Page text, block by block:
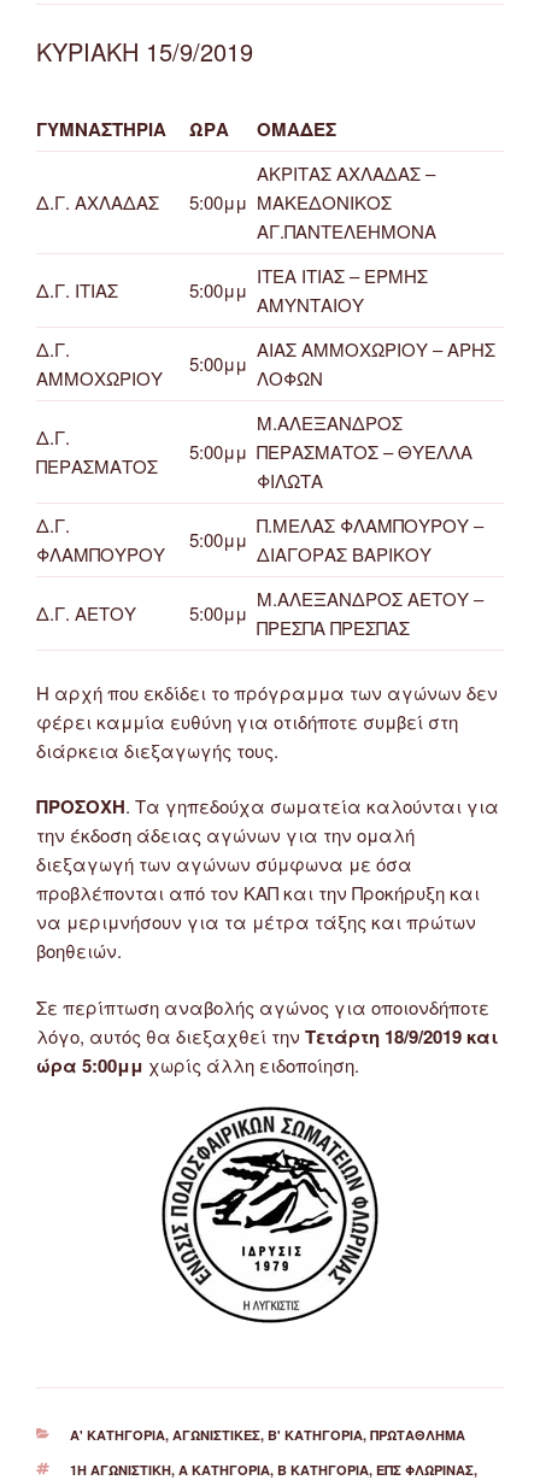
ΚΥΡΙΑΚΗ 15/9/2019
ΓΥΜΝΑΣΤΗΡΙΑ ΩΡΑ ΟΜΑΔΕΣ
Δ.Γ. ΑΧΛΑΔΑΣ 5:00μμ
ΑΚΡΙΤΑΣ ΑΧΛΑΔΑΣ –
ΜΑΚΕΔΟΝΙΚΟΣ
ΑΓ.ΠΑΝΤΕΛΕΗΜΟΝΑ
Δ.Γ. ΙΤΙΑΣ 5:00μμ
ΙΤΕΑ ΙΤΙΑΣ – ΕΡΜΗΣ
ΑΜΥΝΤΑΙΟΥ
Δ.Γ.
ΑΜΜΟΧΩΡΙΟΥ
5:00μμ
ΑΙΑΣ ΑΜΜΟΧΩΡΙΟΥ – ΑΡΗΣ
ΛΟΦΩΝ
Δ.Γ.
ΠΕΡΑΣΜΑΤΟΣ
5:00μμ
Μ.ΑΛΕΞΑΝΔΡΟΣ
ΠΕΡΑΣΜΑΤΟΣ – ΘΥΕΛΛΑ
ΦΙΛΩΤΑ
Δ.Γ.
ΦΛΑΜΠΟΥΡΟΥ
5:00μμ
Π.ΜΕΛΑΣ ΦΛΑΜΠΟΥΡΟΥ –
ΔΙΑΓΟΡΑΣ ΒΑΡΙΚΟΥ
Δ.Γ. ΑΕΤΟΥ 5:00μμ
Μ.ΑΛΕΞΑΝΔΡΟΣ ΑΕΤΟΥ –
ΠΡΕΣΠΑ ΠΡΕΣΠΑΣ
Η αρχή που εκδίδει το πρόγραμμα των αγώνων δεν
φέρει καμμία ευθύνη για οτιδήποτε συμβεί στη
διάρκεια διεξαγωγής τους.
ΠΡΟΣΟΧΗ. Τα γηπεδούχα σωματεία καλούνται για
την έκδοση άδειας αγώνων για την ομαλή
διεξαγωγή των αγώνων σύμφωνα με όσα
προβλέπονται από τον ΚΑΠ και την Προκήρυξη και
να μεριμνήσουν για τα μέτρα τάξης και πρώτων
βοηθειών.
Σε περίπτωση αναβολής αγώνος για οποιονδήποτε
λόγο, αυτός θα διεξαχθεί την Τετάρτη 18/9/2019 και
ώρα 5:00μμ χωρίς άλλη ειδοποίηση.
ΚΑΤΗΓΟΡΊΕΣ
Α' ΚΑΤΗΓΟΡΊΑ, ΑΓΩΝΙΣΤΙΚΈΣ, Β' ΚΑΤΗΓΟΡΊΑ, ΠΡΩΤΆΘΛΗΜΑ
ΕΤΙΚΈΤΕΣ
1Η ΑΓΩΝΙΣΤΙΚΉ, Α ΚΑΤΗΓΟΡΊΑ, Β ΚΑΤΗΓΟΡΊΑ, ΕΠΣ ΦΛΏΡΙΝΑΣ,